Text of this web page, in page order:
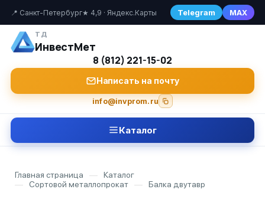
📍 Санкт-Петербург★ 4,9 · Яндекс.Карты Telegram MAX
ТД
ИнвестМет
8 (812) 221-15-02
Написать на почту
info@invprom.ru
Каталог
Главная страница —
Каталог
—
Сортовой металлопрокат — Балка двутавр